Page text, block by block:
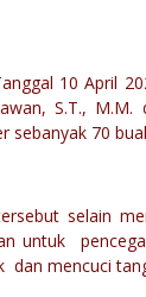
10 April
S.T., M.M.
sebanyak 70
selain
untuk
dan mencuci